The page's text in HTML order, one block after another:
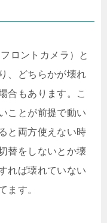
ロントカメラ）と
、どちらかが壊れ
合もあります。こ
ことが前提で動い
と両方使えない時
替をしないとか壊
れば壊れていない
ます。